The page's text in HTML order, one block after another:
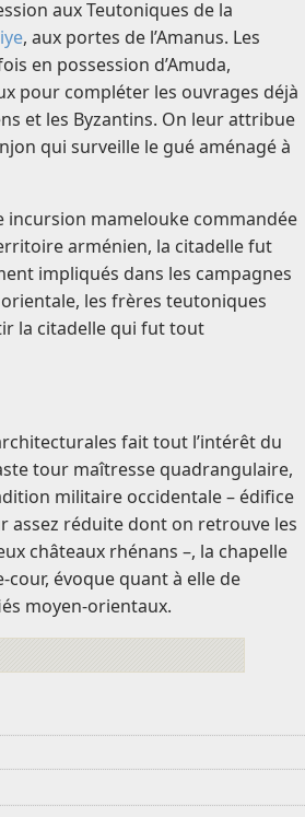
aux Teutoniques de la
, aux portes de l’Amanus. Les
en possession d’Amuda,
pour compléter les ouvrages déjà
et les Byzantins. On leur attribue
qui surveille le gué aménagé à
incursion mamelouke commandée
arménien, la citadelle fut
impliqués dans les campagnes
les frères teutoniques
la citadelle qui fut tout
fait tout l’intérêt du
tour maîtresse quadrangulaire,
militaire occidentale – édifice
assez réduite dont on retrouve les
châteaux rhénans –, la chapelle
cour, évoque quant à elle de
moyen-orientaux.